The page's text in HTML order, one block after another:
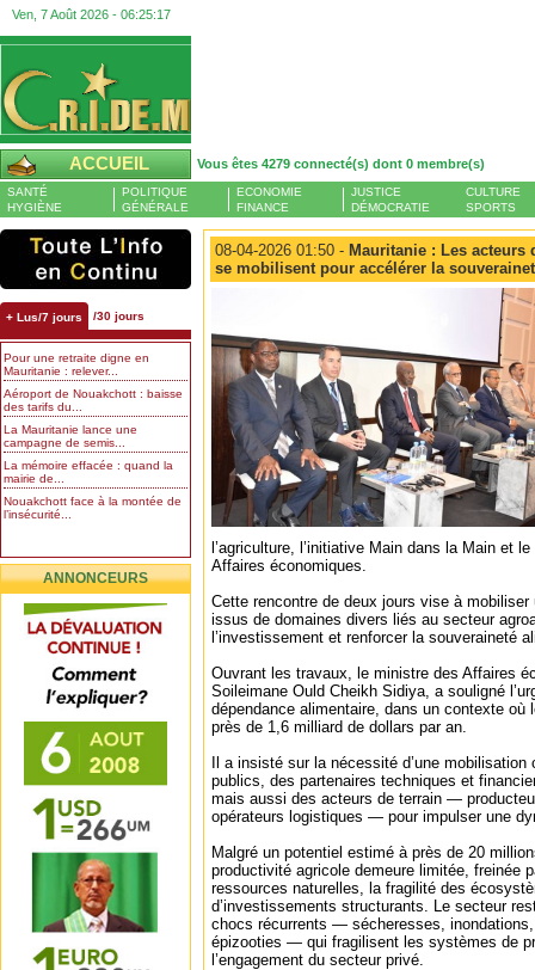
Ven, 7 Août 2026 - 06:25:19
ACCUEIL Vous êtes 4279 connecté(s) dont 0 membre(s)
SANTÉ
HYGIÈNE
POLITIQUE
GÉNÉRALE
ECONOMIE
FINANCE
JUSTICE
DÉMOCRATIE
CULTURE
SPORTS
+ Lus/7 jours /30 jours
Pour une retraite digne en
Mauritanie : relever...
Aéroport de Nouakchott : baisse
des tarifs du...
La Mauritanie lance une
campagne de semis...
La mémoire effacée : quand la
mairie de...
Nouakchott face à la montée de
l’insécurité...
ANNONCEURS
08-04-2026 01:50 - Mauritanie : Les acteurs
se mobilisent pour accélérer la
l’agriculture, l’initiative Main dans la Main et
Affaires économiques.
Cette rencontre de deux jours vise à mobiliser
issus de domaines divers liés au secteur
l’investissement et renforcer la souveraineté
Ouvrant les travaux, le ministre des Affaires
Soileimane Ould Cheikh Sidiya, a souligné
dépendance alimentaire, dans un contexte où
près de 1,6 milliard de dollars par an.
Il a insisté sur la nécessité d’une
publics, des partenaires techniques et
mais aussi des acteurs de terrain —
opérateurs logistiques — pour impulser une
Malgré un potentiel estimé à près de 20
productivité agricole demeure limitée, freinée
ressources naturelles, la fragilité des
d’investissements structurants. Le secteur
chocs récurrents — sécheresses,
épizooties — qui fragilisent les systèmes de
l’engagement du secteur privé.